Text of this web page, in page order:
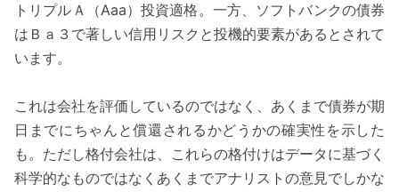
トリプルＡ（Aaa）投資適格。一方、ソフトバンクの債券
はＢａ３で著しい信用リスクと投機的要素があるとされて
います。
これは会社を評価しているのではなく、あくまで債券が期
日までにちゃんと償還されるかどうかの確実性を示した
も。ただし格付会社は、これらの格付けはデータに基づく
科学的なものではなくあくまでアナリストの意見でしかな